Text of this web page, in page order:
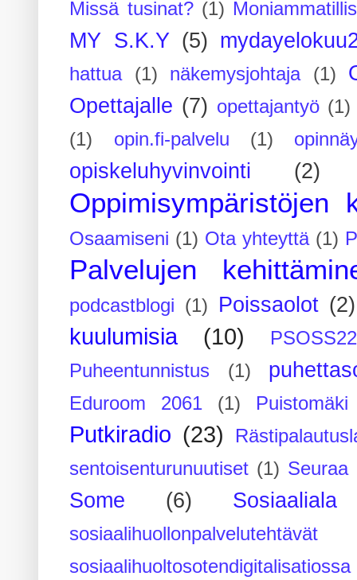
Missä tusinat? (1)
MY S.K.Y (5)
hattua (1) näkemysjohtaja (1)
Opettajalle (7) opettajantyö (1)
(1)
opin.fi-palvelu (1)
opiskeluhyvinvointi (2)
Oppimisympäristöjen
Osaamiseni (1) Ota yhteyttä (1)
Palvelujen
podcastblogi (1) Poissaolot (2)
kuulumisia (10)
Puheentunnistus
(1)
Eduroom 2061 (1)
Putkiradio (23)
sentoisenturunuutiset (1) Seuraa
Some (6) Sosiaaliala
sosiaalihuollonpalvelutehtävät
sosiaalihuoltosotendigitalisatiossa